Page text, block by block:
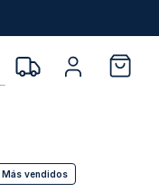
Más vendidos